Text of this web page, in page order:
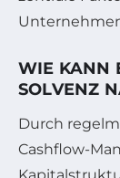
WIE KANN
SOLVENZ
Durch
Cashflow-